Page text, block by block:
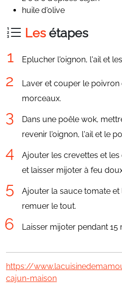
huile d'olive
Lesétapes
Eplucher l'oignon, l'ail et
Laver et couper le
morceaux.
Dans une poêle wok,
revenir l'oignon, l'ail et le
Ajouter les crevettes et
et laisser mijoter à feu
Ajouter la sauce tomate et
remuer le tout.
Laisser mijoter pendant 15
https://
cajun-maison